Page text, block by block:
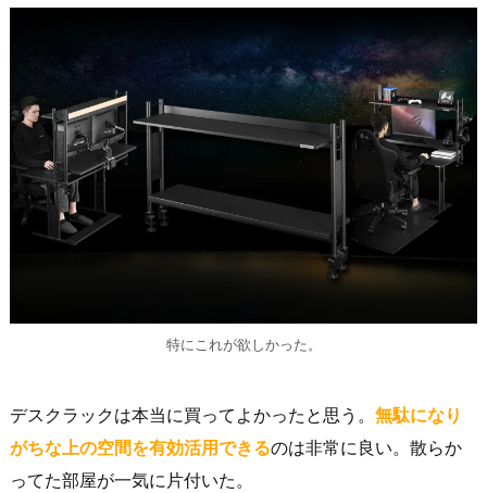
特にこれが欲しかった。
デスクラックは本当に買ってよかったと思う。 無駄になり
がちな上の空間を有効活用できるのは非常に良い。散らか
ってた部屋が一気に片付いた。